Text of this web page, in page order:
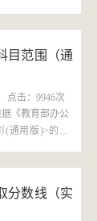
通高等学校办
目范围（通
点击： 9946次
《教育部办公
(通用版)>的通
生均须选考方
分数线（实